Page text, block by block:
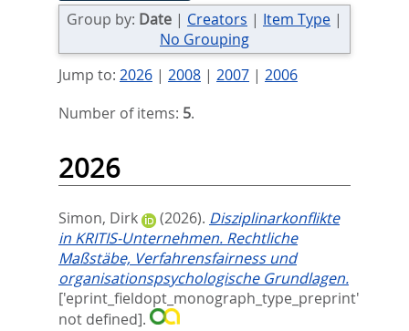
Group by: Date | Creators | Item Type |
No Grouping
Jump to: 2026| 2008| 2007| 2006
Number of items: 5.
2026
Simon, Dirk (2026). Disziplinarkonflikte
in KRITIS-Unternehmen. Rechtliche
Maßstäbe, Verfahrensfairness und
organisationspsychologische Grundlagen.
['eprint_fieldopt_monograph_type_preprint'
not defined].